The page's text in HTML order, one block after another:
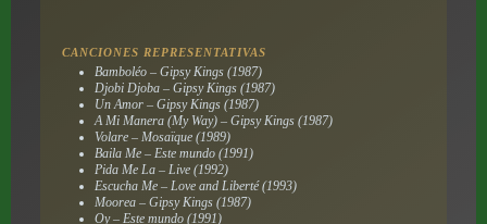
CANCIONES REPRESENTATIVAS
Bamboléo – Gipsy Kings (1987)
Djobi Djoba – Gipsy Kings (1987)
Un Amor – Gipsy Kings (1987)
A Mi Manera (My Way) – Gipsy Kings (1987)
Volare – Mosaïque (1989)
Baila Me – Este mundo (1991)
Pida Me La – Live (1992)
Escucha Me – Love and Liberté (1993)
Moorea – Gipsy Kings (1987)
Oy – Este mundo (1991)